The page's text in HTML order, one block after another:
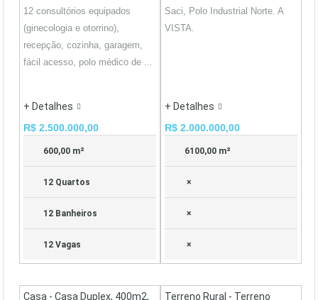
12 consultórios equipados
(ginecologia e otorrino),
recepção, cozinha, garagem,
fácil acesso, polo médico de ...
+ Detalhes
R$ 2.500.000,00
600,00 m²
12 Quartos
12 Banheiros
12 Vagas
Saci, Polo Industrial Norte. A
VISTA.
+ Detalhes
R$ 2.000.000,00
6100,00 m²
×
×
×
Casa - Casa Duplex, 400m2,
Terreno Rural - Terreno